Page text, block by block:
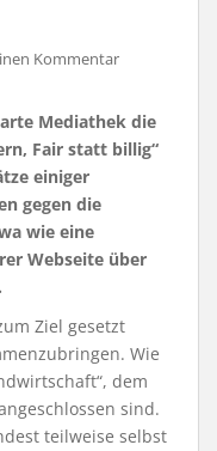
Kommentar
Mediathek die
Fair statt billig“
einiger
gegen die
wie eine
Webseite über
Ziel gesetzt
Wie
dem
sind.
teilweise selbst